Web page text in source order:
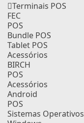
Terminais POS
FEC
POS
Bundle POS
Tablet POS
Acessórios
BIRCH
POS
Acessórios
Android
POS
Sistemas Operativos